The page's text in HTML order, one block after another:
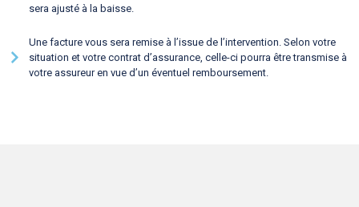
sera ajusté à la baisse.
Une facture vous sera remise à l’issue de l’intervention. Selon votre
situation et votre contrat d’assurance, celle-ci pourra être transmise à
votre assureur en vue d’un éventuel remboursement.